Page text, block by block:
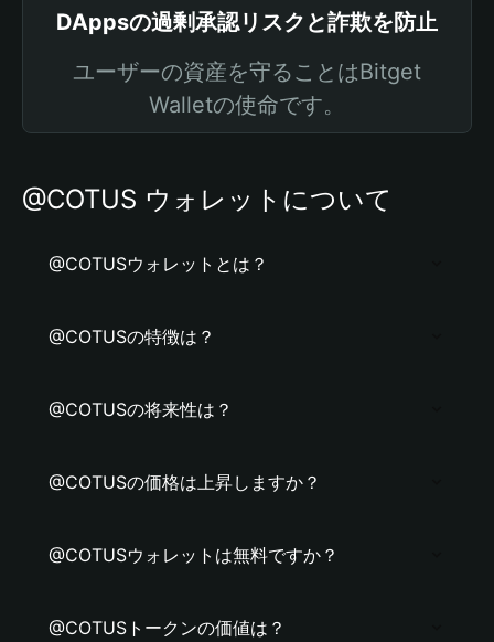
DAppsの過剰承認リスクと詐欺を防止
ユーザーの資産を守ることはBitget
Walletの使命です。
@COTUS ウォレットについて
@COTUSウォレットとは？
@COTUSの特徴は？
@COTUSの将来性は？
@COTUSの価格は上昇しますか？
@COTUSウォレットは無料ですか？
@COTUSトークンの価値は？